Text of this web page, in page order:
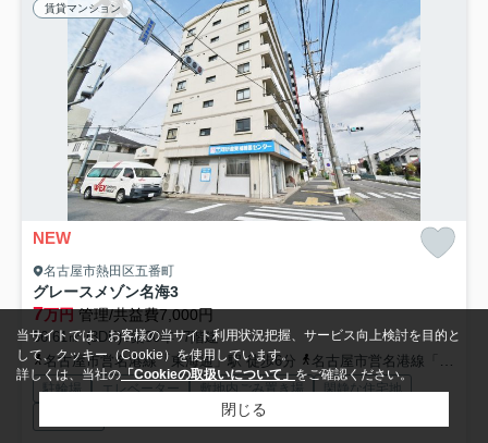
賃貸マンション
NEW
名古屋市熱田区五番町
グレースメゾン名海3
7万円管理/共益費7,000円
56.61㎡ (3DK) /築30年 /7階建
名古屋市営名港線「東海通」駅 徒歩6分
名古屋市営名港線「港区役所」駅 徒歩15分
駐輪場 エレベーター 敷地内ごみ置き場
閑静な住宅地
当サイトでは、お客様の当サイト利用状況把握、サービス向上検討を目的と
して、クッキー（Cookie）を使用しています。
詳しくは、当社の「Cookieの取扱いについて」をご確認ください。
閉じる